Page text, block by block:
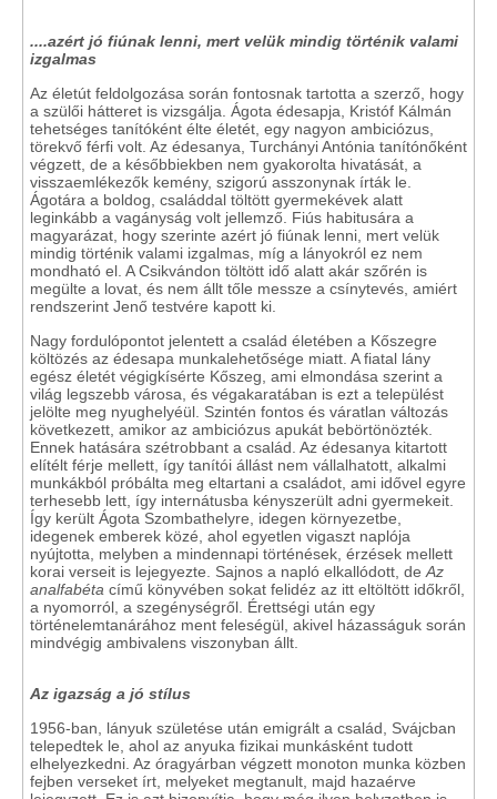
....azért jó fiúnak lenni, mert velük mindig történik valami
izgalmas
Az életút feldolgozása során fontosnak tartotta a szerző, hogy
a szülői hátteret is vizsgálja. Ágota édesapja, Kristóf Kálmán
tehetséges tanítóként élte életét, egy nagyon ambiciózus,
törekvő férfi volt. Az édesanya, Turchányi Antónia tanítónőként
végzett, de a későbbiekben nem gyakorolta hivatását, a
visszaemlékezők kemény, szigorú asszonynak írták le.
Ágotára a boldog, családdal töltött gyermekévek alatt
leginkább a vagányság volt jellemző. Fiús habitusára a
magyarázat, hogy szerinte azért jó fiúnak lenni, mert velük
mindig történik valami izgalmas, míg a lányokról ez nem
mondható el. A Csikvándon töltött idő alatt akár szőrén is
megülte a lovat, és nem állt tőle messze a csínytevés, amiért
rendszerint Jenő testvére kapott ki.
Nagy fordulópontot jelentett a család életében a Kőszegre
költözés az édesapa munkalehetősége miatt. A fiatal lány
egész életét végigkísérte Kőszeg, ami elmondása szerint a
világ legszebb városa, és végakaratában is ezt a települést
jelölte meg nyughelyéül. Szintén fontos és váratlan változás
következett, amikor az ambiciózus apukát bebörtönözték.
Ennek hatására szétrobbant a család. Az édesanya kitartott
elítélt férje mellett, így tanítói állást nem vállalhatott, alkalmi
munkákból próbálta meg eltartani a családot, ami idővel egyre
terhesebb lett, így internátusba kényszerült adni gyermekeit.
Így került Ágota Szombathelyre, idegen környezetbe,
idegenek emberek közé, ahol egyetlen vigaszt naplója
nyújtotta, melyben a mindennapi történések, érzések mellett
korai verseit is lejegyezte. Sajnos a napló elkallódott, de Az
analfabéta című könyvében sokat felidéz az itt eltöltött időkről,
a nyomorról, a szegénységről. Érettségi után egy
történelemtanárához ment feleségül, akivel házasságuk során
mindvégig ambivalens viszonyban állt.
Az igazság a jó stílus
1956-ban, lányuk születése után emigrált a család, Svájcban
telepedtek le, ahol az anyuka fizikai munkásként tudott
elhelyezkedni. Az óragyárban végzett monoton munka közben
fejben verseket írt, melyeket megtanult, majd hazaérve